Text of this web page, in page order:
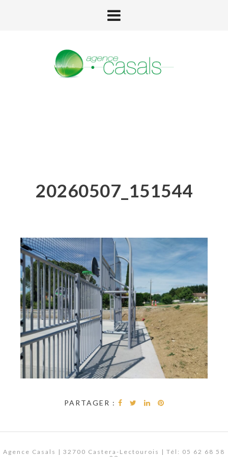
20260507_151544
PARTAGER :
Agence Casals | 32700 Castera-Lectourois | Tél: 05 62 68 58